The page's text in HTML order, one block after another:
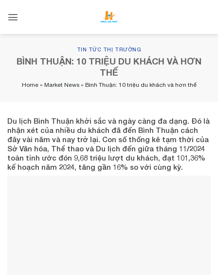
TIN TỨC THỊ TRƯỜNG
BÌNH THUẬN: 10 TRIỆU DU KHÁCH VÀ HƠN
THẾ
Home» Market News» Bình Thuận: 10 triệu du khách và hơn thế
Du lịch Bình Thuận khởi sắc và ngày càng đa dạng. Đó là
nhận xét của nhiều du khách đã đến Bình Thuận cách
đây vài năm và nay trở lại. Con số thống kê tạm thời của
Sở Văn hóa, Thể thao và Du lịch đến giữa tháng 11/2024
toàn tỉnh ước đón 9,68 triệu lượt du khách, đạt 101,36%
kế hoạch năm 2024, tăng gần 16% so với cùng kỳ.